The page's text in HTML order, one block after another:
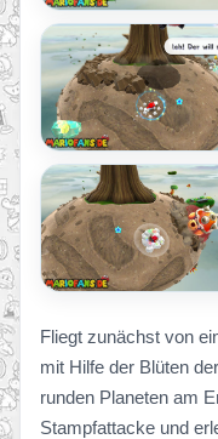
Fliegt zunächst von
mit Hilfe der Blüten
runden Planeten am
Stampfattacke und